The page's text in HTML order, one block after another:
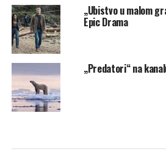
„Ubistvo u malom
Epic Drama
„Predatori“ na